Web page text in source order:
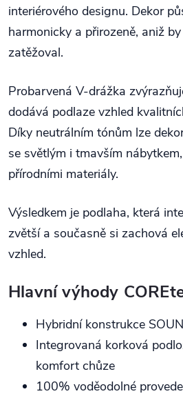
interiérového designu. Dekor
harmonicky a přirozeně, aniž
zatěžoval.
Probarvená V-drážka
dodává podlaze vzhled
Díky neutrálním tónům lze
se světlým i tmavším
přírodními materiály.
Výsledkem je podlaha, která
zvětší a současně si zachová
vzhled.
Hlavní výhody
Hybridní konstrukce
Integrovaná korková
komfort chůze
100% voděodolné